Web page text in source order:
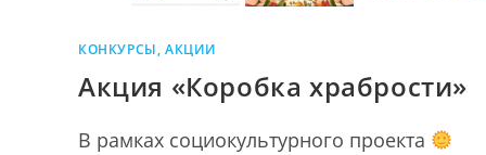
КОНКУРСЫ, АКЦИИ
Акция «Коробка храбрости»
В рамках социокультурного проекта